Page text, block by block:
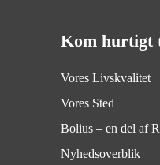
Kom hurtigt
Vores Livskvalitet
Vores Sted
Bolius – en del af
Nyhedsoverblik